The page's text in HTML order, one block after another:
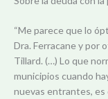
“Me parece que lo
Dra. Ferracane y por
Tillard. (…) Lo que
municipios cuando
nuevas entrantes, es